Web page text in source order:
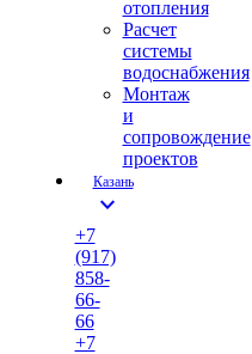
отопления
Расчет
системы
водоснабжения
Монтаж
и
сопровождение
проектов
Казань
expand_more
+7
(917)
858-
66-
66
+7